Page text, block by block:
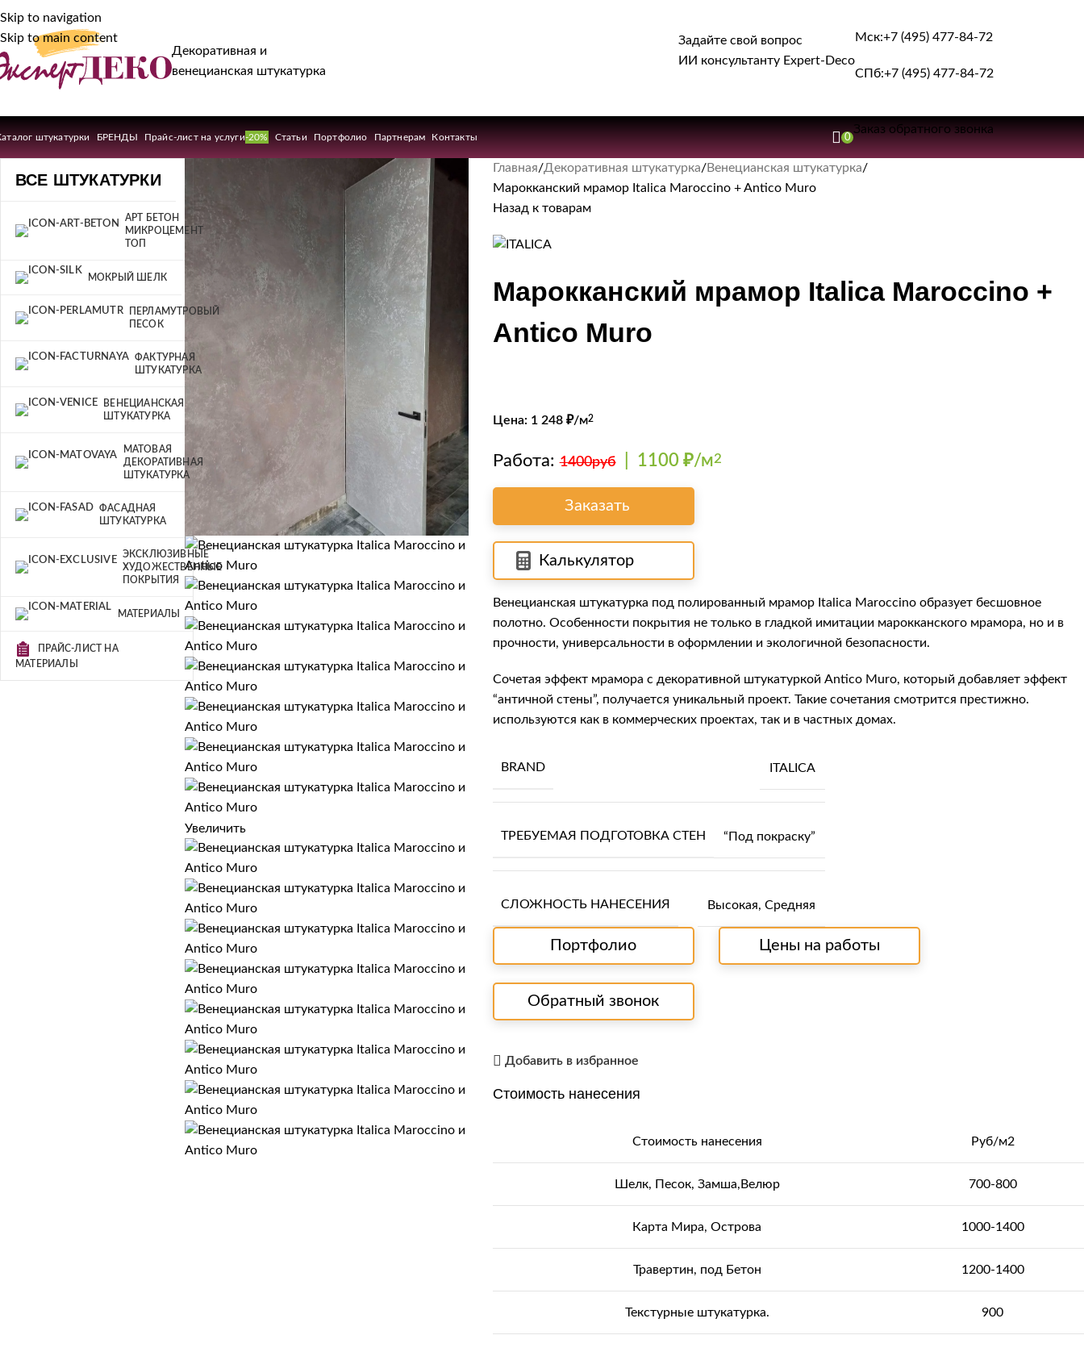
Skip to navigation
Skip to main content
Декоративная и
венецианская штукатурка
Задайте свой вопрос
ИИ консультанту Expert-Deco
Мск:+7 (495) 477-84-72
СПб:+7 (495) 477-84-72
штукатурки БРЕНДЫ Прайс-лист на услуги-20% Статьи Портфолио Партнерам Контакты 0
Заказ обратного звонка
ВСЕ ШТУКАТУРКИ
АРТ БЕТОН
МИКРОЦЕМЕНТ
ТОП
МОКРЫЙ ШЕЛК
ПЕРЛАМУТРОВЫЙ
ПЕСОК
ФАКТУРНАЯ
ШТУКАТУРКА
ВЕНЕЦИАНСКАЯ
ШТУКАТУРКА
МАТОВАЯ
ДЕКОРАТИВНАЯ
ШТУКАТУРКА
ФАСАДНАЯ
ШТУКАТУРКА
ЭКСКЛЮЗИВНЫЕ
ХУДОЖЕСТВЕННЫЕ
ПОКРЫТИЯ
МАТЕРИАЛЫ
ПРАЙС-ЛИСТ НА
МАТЕРИАЛЫ
Увеличить
Главная Декоративная штукатурка Венецианская штукатурка
Марокканский мрамор Italica Maroccino + Antico Muro
Назад к товарам
Марокканский мрамор Italica Maroccino +
Antico Muro
Цена: 1 248 ₽/м2
Работа:1400руб| 1100 ₽/м2
Заказать
Калькулятор
Венецианская штукатурка под полированный мрамор Italica Maroccinoобразует бесшовное
полотно. Особенности покрытия не только в гладкой имитации марокканского мрамора, но и в
прочности, универсальности в оформлении и экологичной безопасности.
Сочетая эффект мрамора с декоративной штукатуркой Antico Muro, который добавляет эффект
“античной стены”, получается уникальный проект. Такие сочетания смотрится престижно.
используются как в коммерческих проектах, так и в частных домах.
BRAND ITALICA
ТРЕБУЕМАЯ ПОДГОТОВКА СТЕН “Под покраску”
СЛОЖНОСТЬ НАНЕСЕНИЯ Высокая, Средняя
Портфолио Цены на работы
Обратный звонок
Добавить в избранное
Стоимость нанесения
Стоимость нанесения Руб/м2
Шелк, Песок, Замша,Велюр 700-800
Карта Мира, Острова 1000-1400
Травертин, под Бетон 1200-1400
Текстурные штукатурка. 900